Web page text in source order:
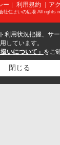
ー ｜ 利用規約 ｜ア
社住まいの広場 All rights
利用状況把握、サ
しています。
いについて」 をご
閉じる